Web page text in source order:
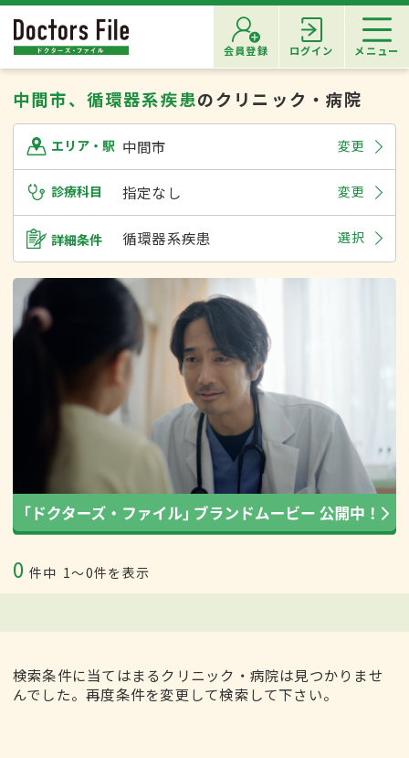
会員登録 ログイン メニュー
中間市、循環器系疾患のクリニック・病院
エリア・駅 中間市 変更
診療科目 指定なし 変更
詳細条件 循環器系疾患 選択
0 件中 1〜0件を表示
検索条件に当てはまるクリニック・病院は見つかりませ
んでした。再度条件を変更して検索して下さい。